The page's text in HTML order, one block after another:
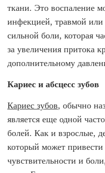
ткани. Это воспаление
инфекцией, травмой или
сильной боли, которая
за увеличения притока
дополнительному
Кариес и абсцесс зубов
Кариес зубов, обычно
является еще одной
болей. Как и взрослые,
который может
чувствительности и